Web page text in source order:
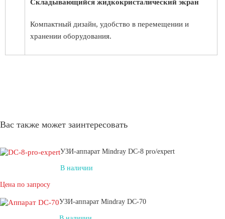
Складывающийся жидкокристалический экран
Компактный дизайн, удобство в перемещении и
хранении оборудования.
Вас также может заинтересовать
УЗИ-аппарат Mindray DC-8 pro/expert
В наличии
Цена по запросу
УЗИ-аппарат Mindray DC-70